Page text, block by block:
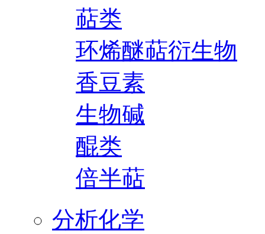
萜类
环烯醚萜衍生物
香豆素
生物碱
醌类
倍半萜
分析化学